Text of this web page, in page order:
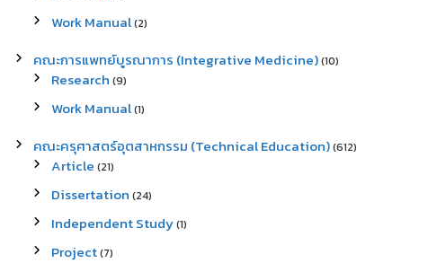
Work Manual(2)
คณะการแพทย์บูรณาการ (Integrative Medicine)(10)
Research (9)
Work Manual(1)
คณะครุศาสตร์อุตสาหกรรม (Technical Education)(612)
Article (21)
Dissertation (24)
Independent Study(1)
Project(7)